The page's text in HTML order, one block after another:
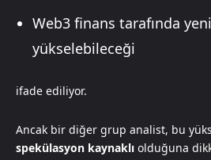
Web3 finans tarafında
yükselebileceği
ifade ediliyor.
Ancak bir diğer grup analist, bu
spekülasyon kaynaklı olduğuna